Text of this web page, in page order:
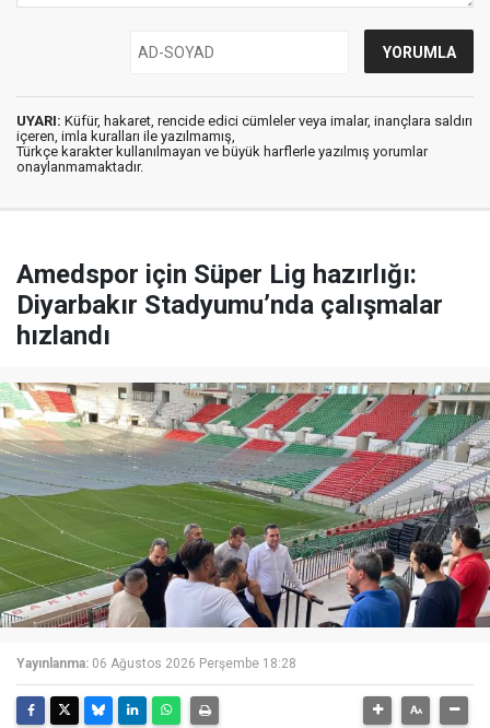
UYARI: Küfür, hakaret, rencide edici cümleler veya imalar, inançlara saldırı
içeren, imla kuralları ile yazılmamış,
Türkçe karakter kullanılmayan ve büyük harflerle yazılmış yorumlar
onaylanmamaktadır.
Amedspor için Süper Lig hazırlığı:
Diyarbakır Stadyumu’nda çalışmalar
hızlandı
Yayınlanma: 06 Ağustos 2026 Perşembe 18:28